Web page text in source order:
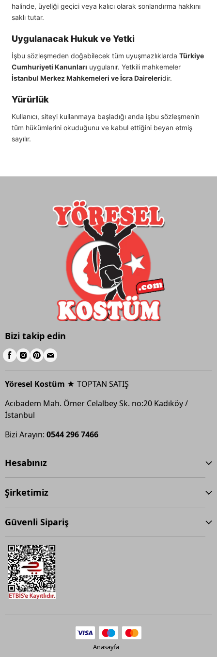
halinde, üyeliği geçici veya kalıcı olarak sonlandırma hakkını
saklı tutar.
Uygulanacak Hukuk ve Yetki
İşbu sözleşmeden doğabilecek tüm uyuşmazlıklarda Türkiye
Cumhuriyeti Kanunları uygulanır. Yetkili mahkemeler
İstanbul Merkez Mahkemeleri ve İcra Daireleridir.
Yürürlük
Kullanıcı, siteyi kullanmaya başladığı anda işbu sözleşmenin
tüm hükümlerini okuduğunu ve kabul ettiğini beyan etmiş
sayılır.
Bizi takip edin
Yöresel Kostüm ★ TOPTAN SATIŞ
Acıbadem Mah. Ömer Celalbey Sk. no:20 Kadıköy /
İstanbul
Bizi Arayın: 0544 296 7466
Hesabınız
Şirketimiz
Güvenli Sipariş
Anasayfa